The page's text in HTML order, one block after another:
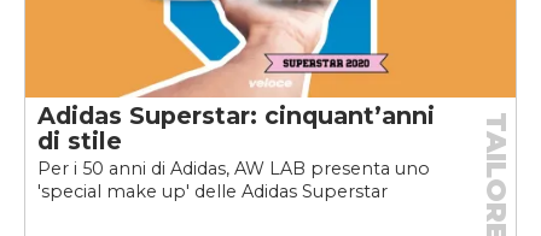
Adidas Superstar: cinquant’anni
di stile
Per i 50 anni di Adidas, AW LAB presenta uno
'special make up' delle Adidas Superstar
TAILORED